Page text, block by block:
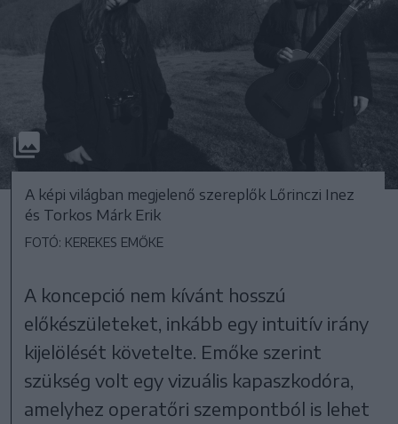
A képi világban megjelenő szereplők Lőrinczi Inez
és Torkos Márk Erik
FOTÓ: KEREKES EMŐKE
A koncepció nem kívánt hosszú
előkészületeket, inkább egy intuitív irány
kijelölését követelte. Emőke szerint
szükség volt egy vizuális kapaszkodóra,
amelyhez operatőri szempontból is lehet